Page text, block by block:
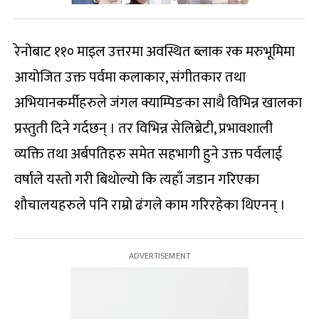
रेनोबाट ११० माइल उत्तरमा अवस्थित ब्लाक रक मरुभूमिमा
आयोजित उक्त पर्वमा कलाकार, संगीतकार तथा
अभियानकर्मीहरुले जंगल क्याम्पिङका साथै विभिन्न खालका
प्रस्तुती दिने गर्दछन् । तर विभिन्न सेलिब्रेटी, प्रभावशाली
व्यक्ति तथा अर्बपतिहरु समेत सहभागी हुने उक्त पर्वलाई
वर्षाले यस्तो गरी बिथोल्यो कि त्यहाँ जडान गरिएका
शौचालयहरुले पनि राम्रो ढंगले काम गरिरहेका थिएनन् ।